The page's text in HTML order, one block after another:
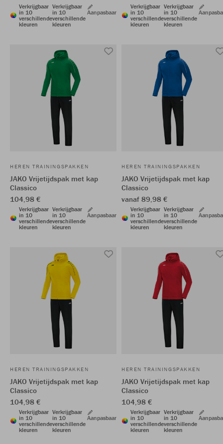
Verkrijgbaar
in 10
verschillende
kleuren
Verkrijgbaar
in 10
verschillende
kleuren
Aanpasbaar
Verkrijgbaar
in 10
verschillende
kleuren
Verkrijgbaar
in 10
verschillende
kleuren
HEREN TRAININGSPAKKEN
JAKO Vrijetijdspak met kap
Classico
104,98 €
Verkrijgbaar
in 10
verschillende
kleuren
Verkrijgbaar
in 10
verschillende
kleuren
Aanpasbaar
HEREN TRAININGSPAKKEN
JAKO Vrijetijdspak met kap
Classico
vanaf 89,98 €
Verkrijgbaar
in 10
verschillende
kleuren
Verkrijgbaar
in 10
verschillende
kleuren
HEREN TRAININGSPAKKEN
JAKO Vrijetijdspak met kap
Classico
104,98 €
Verkrijgbaar
in 10
verschillende
kleuren
Verkrijgbaar
in 10
verschillende
kleuren
Aanpasbaar
HEREN TRAININGSPAKKEN
JAKO Vrijetijdspak met kap
Classico
104,98 €
Verkrijgbaar
in 10
verschillende
kleuren
Verkrijgbaar
in 10
verschillende
kleuren